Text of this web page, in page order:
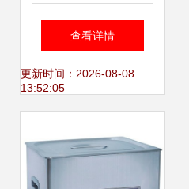
业制造行业中的应
用介绍
查看详情
更新时间：2026-08-08
13:52:05